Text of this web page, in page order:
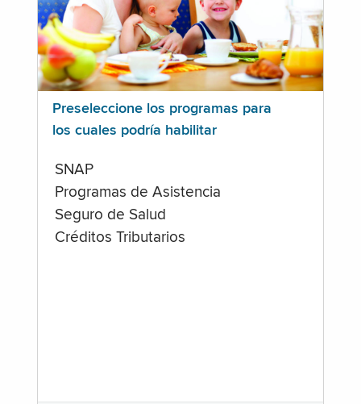
Preseleccione los programas para
los cuales podría habilitar
SNAP
Programas de Asistencia
Seguro de Salud
Créditos Tributarios